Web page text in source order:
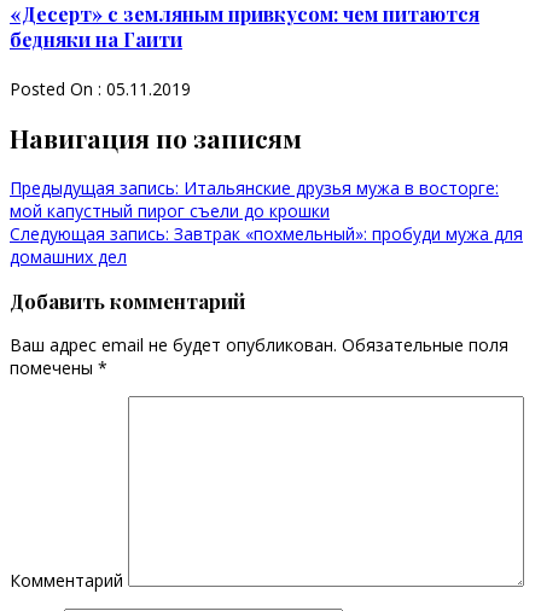
«Десерт» с земляным привкусом: чем питаются
бедняки на Гаити
Posted On : 05.11.2019
Навигация по записям
Предыдущая запись: Итальянские друзья мужа в восторге:
мой капустный пирог съели до крошки
Следующая запись: Завтрак «похмельный»: пробуди мужа для
домашних дел
Добавить комментарий
Ваш адрес email не будет опубликован. Обязательные поля
помечены *
Комментарий